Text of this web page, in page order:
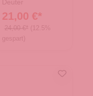
Deuter
21,00 €*
24,00 €* (12.5%
gespart)